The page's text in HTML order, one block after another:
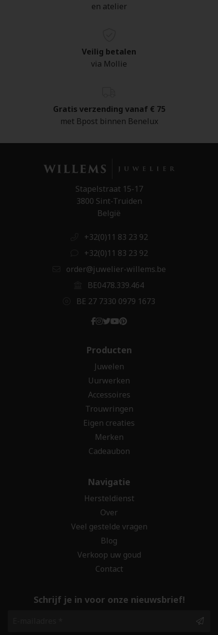
en atelier
Veilig betalen
via Mollie
Gratis verzending vanaf € 75
met Bpost binnen Benelux
Stapelstraat 15-17
3800 Sint-Truiden
België
+32(0)11 83 23 92
+32(0)11 83 23 92
order@juwelier-willems.be
BE0478.339.464
BE 27 7330 0979 1673
Producten
Juwelen
Uurwerken
Accessoires
Trouwringen
Eigen creaties
Merken
Cadeaubon
Navigatie
Hersteldienst
Over
Veel gestelde vragen
Blog
Verkoop uw goud
Contact
Schrijf je in voor onze nieuwsbrief!